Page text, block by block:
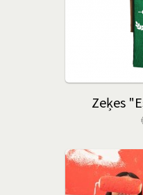
Zeķes